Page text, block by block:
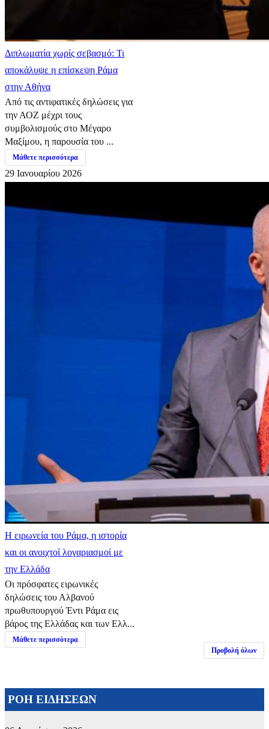
Διπλωματία χωρίς σεβασμό: Τι
αποκάλυψε η επίσκεψη Ράμα
στην Αθήνα
Από τις αντιφατικές δηλώσεις για
την ΑΟΖ μέχρι τους
συμβολισμούς στο Μέγαρο
Μαξίμου, η παρουσία του ...
Μάθετε περισσότερα
29 Ιανουαρίου 2026
Η ειρωνεία του Ράμα, η ιστορία
και οι ανοιχτοί λογαριασμοί με
την Ελλάδα
Οι πρόσφατες ειρωνικές
δηλώσεις του Αλβανού
πρωθυπουργού Έντι Ράμα εις
βάρος της Ελλάδας και των Ελλ...
Μάθετε περισσότερα
Προβολή όλων
ΡΟΗ ΕΙΔΗΣΕΩΝ